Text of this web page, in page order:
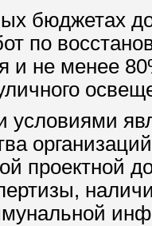
бюджетах
по
и не менее
условиями
проектной